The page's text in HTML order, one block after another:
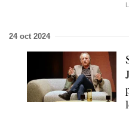
24 oct 2024